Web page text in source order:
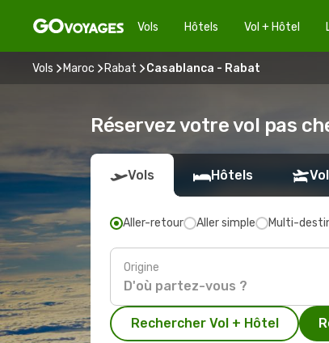
Vols Hôtels Vol + Hôtel
Vols Maroc Rabat Casablanca - Rabat
Réservez votre vol pas
Vols Hôtels
Aller-retour Aller simple Multi-
Origine
Rechercher Vol + Hôtel